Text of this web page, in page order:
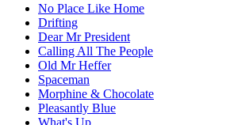
No Place Like Home
Drifting
Dear Mr President
Calling All The People
Old Mr Heffer
Spaceman
Morphine & Chocolate
Pleasantly Blue
What's Up